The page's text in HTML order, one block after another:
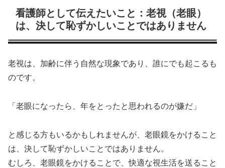
看護師として伝えたいこと：老視（老眼）
は、決して恥ずかしいことではありません
老視は、加齢に伴う自然な現象であり、誰にでも起こるも
のです。
「老眼になったら、年をとったと思われるのが嫌だ」
と感じる方もいるかもしれませんが、老眼鏡をかけること
は、決して恥ずかしいことではありません。
むしろ、老眼鏡をかけることで、快適な視生活を送ること